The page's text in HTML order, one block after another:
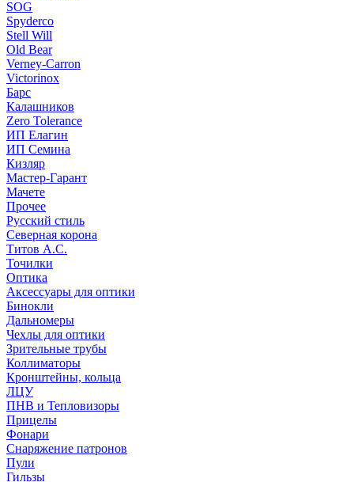
SOG
Spyderco
Stell Will
Old Bear
Verney-Carron
Victorinox
Барс
Калашников
Zero Tolerance
ИП Елагин
ИП Семина
Кизляр
Мастер-Гарант
Мачете
Прочее
Русский стиль
Северная корона
Титов А.С.
Точилки
Оптика
Аксессуары для оптики
Бинокли
Дальномеры
Чехлы для оптики
Зрительные трубы
Коллиматоры
Кронштейны, кольца
ЛЦУ
ПНВ и Тепловизоры
Прицелы
Фонари
Снаряжение патронов
Пули
Гильзы